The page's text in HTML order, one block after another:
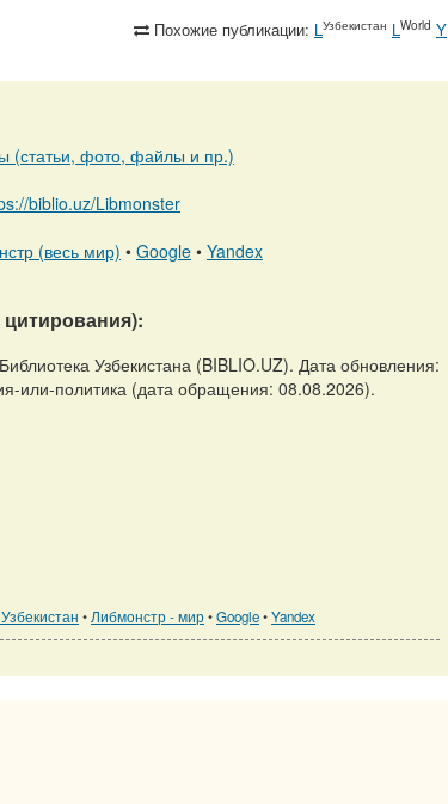
Похожие публикации: LУзбекистан LWorld Y
(статьи, фото, файлы и пр.)
biblio.uz/Libmonster
(весь мир) • Google • Yandex
Узбекистана (BIBLIO.UZ). Дата обновления:
или-политика (дата обращения: 08.08.2026).
• Либмонстр - мир•Google•Yandex